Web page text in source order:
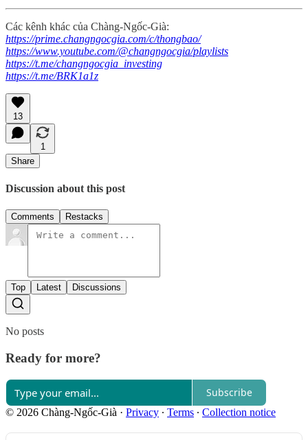
Các kênh khác của Chàng-Ngốc-Già:
https://prime.changngocgia.com/c/thongbao/
https://www.youtube.com/@changngocgia/playlists
https://t.me/changngocgia_investing
https://t.me/BRK1a1z
13
1
Share
Discussion about this post
Comments Restacks
Top Latest Discussions
No posts
Ready for more?
Subscribe
© 2026 Chàng-Ngốc-Già · Privacy ∙ Terms ∙ Collection notice